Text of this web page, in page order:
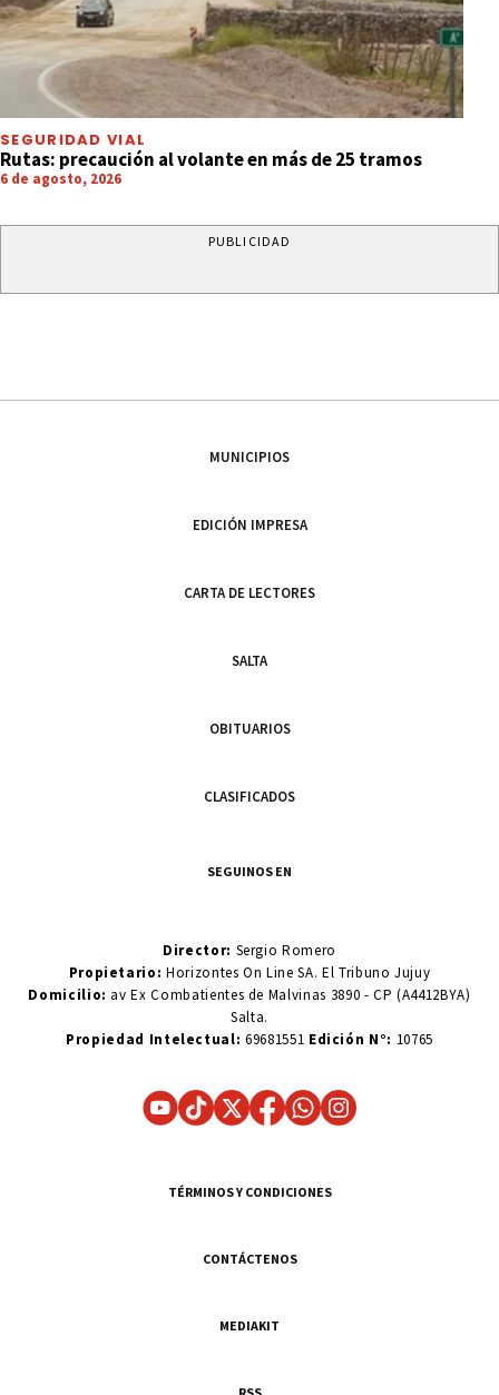
SEGURIDAD VIAL
Rutas: precaución al volante en más de 25 tramos
6 de agosto, 2026
PUBLICIDAD
MUNICIPIOS
EDICIÓN IMPRESA
CARTA DE LECTORES
SALTA
OBITUARIOS
CLASIFICADOS
SEGUINOS EN
Director: Sergio Romero
Propietario:Horizontes On Line SA. El Tribuno Jujuy
Domicilio: av Ex Combatientes de Malvinas 3890 - CP (A4412BYA)
Salta.
Propiedad Intelectual: 69681551 Edición N°: 10765
TÉRMINOS Y CONDICIONES
CONTÁCTENOS
MEDIAKIT